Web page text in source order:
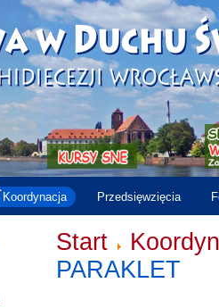
Koordynacja Przedsięwzięcia
Start
PARAKLET